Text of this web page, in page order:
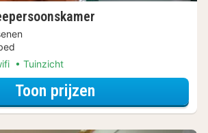
Tuinzicht
Toon prijzenvoor Standaard